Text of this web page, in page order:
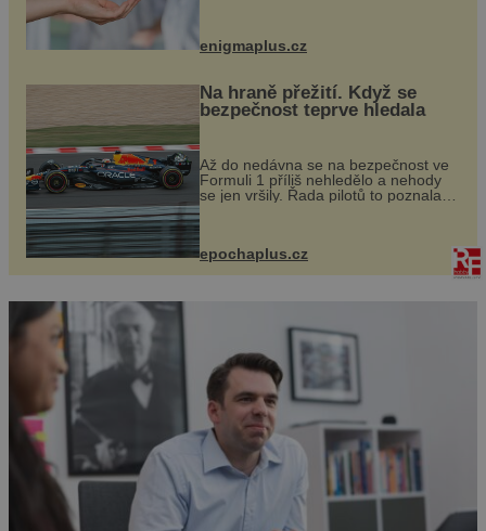
enigmaplus.cz
Na hraně přežití. Když se
bezpečnost teprve hledala
Až do nedávna se na bezpečnost ve
Formuli 1 příliš nehledělo a nehody
se jen vršily. Řada pilotů to poznala
epochaplus.cz